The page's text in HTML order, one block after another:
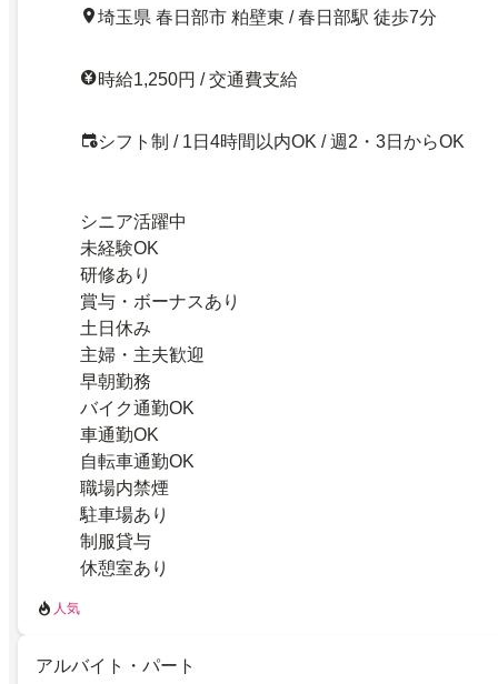
埼玉県 春日部市 粕壁東 / 春日部駅 徒歩7分
時給1,250円 / 交通費支給
シフト制 / 1日4時間以内OK / 週2・3日からOK
シニア活躍中
未経験OK
研修あり
賞与・ボーナスあり
土日休み
主婦・主夫歓迎
早朝勤務
バイク通勤OK
車通勤OK
自転車通勤OK
職場内禁煙
駐車場あり
制服貸与
休憩室あり
人気
アルバイト・パート